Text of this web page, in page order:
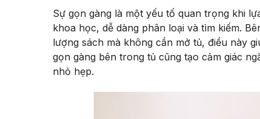
Sự gọn gàng là một yếu tố quan trọng khi
khoa học, dễ dàng phân loại và tìm kiếm.
lượng sách mà không cần mở tủ, điều này
gọn gàng bên trong tủ cũng tạo cảm giác
nhỏ hẹp.